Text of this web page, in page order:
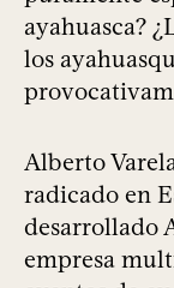
ayahuasca?
los
Alberto
radicado en
desarrollado
empresa